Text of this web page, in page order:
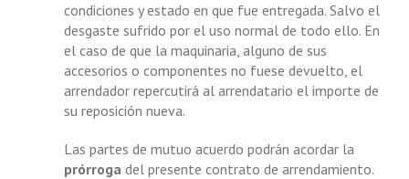
condiciones y estado en que fue entregada. Salvo el
desgaste sufrido por el uso normal de todo ello. En
el caso de que la maquinaria, alguno de sus
accesorios o componentes no fuese devuelto, el
arrendador repercutirá al arrendatario el importe de
su reposición nueva.
Las partes de mutuo acuerdo podrán acordar la
prórroga del presente contrato de arrendamiento.